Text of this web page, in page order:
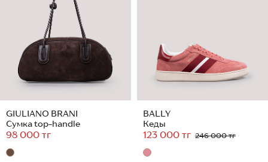
GIULIANO BRANI
Сумка top-handle
98 000 тг
BALLY
Кеды
123 000 тг 246 000 тг